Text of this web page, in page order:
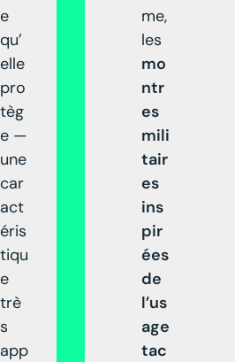
e
qu’
elle
pro
tèg
e —
une
car
act
éris
tiqu
e
trè
s
app
me,
les
mo
ntr
es
mili
tair
es
ins
pir
ées
de
l’us
age
tac